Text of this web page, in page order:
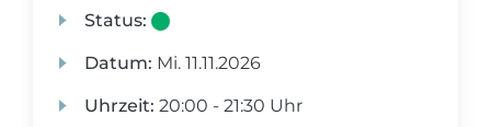
Status:
Datum: Mi. 11.11.2026
Uhrzeit: 20:00 - 21:30 Uhr